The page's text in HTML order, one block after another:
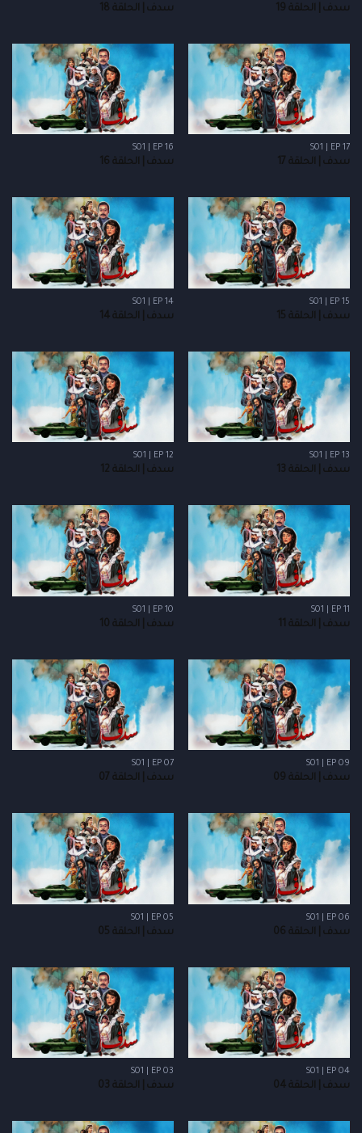
سدف | الحلقة 19 سدف | الحلقة 18
S01 | EP 17
سدف | الحلقة 17
S01 | EP 16
سدف | الحلقة 16
S01 | EP 15
سدف | الحلقة 15
S01 | EP 14
سدف | الحلقة 14
S01 | EP 13
سدف | الحلقة 13
S01 | EP 12
سدف | الحلقة 12
S01 | EP 11
سدف | الحلقة 11
S01 | EP 10
سدف | الحلقة 10
S01 | EP 09
سدف | الحلقة 09
S01 | EP 07
سدف | الحلقة 07
S01 | EP 06
سدف | الحلقة 06
S01 | EP 05
سدف | الحلقة 05
S01 | EP 04
سدف | الحلقة 04
S01 | EP 03
سدف | الحلقة 03